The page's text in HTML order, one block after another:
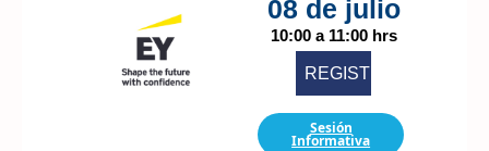
08 de julio
10:00 a 11:00 hrs
REGISTRARME
Sesión
Informativa